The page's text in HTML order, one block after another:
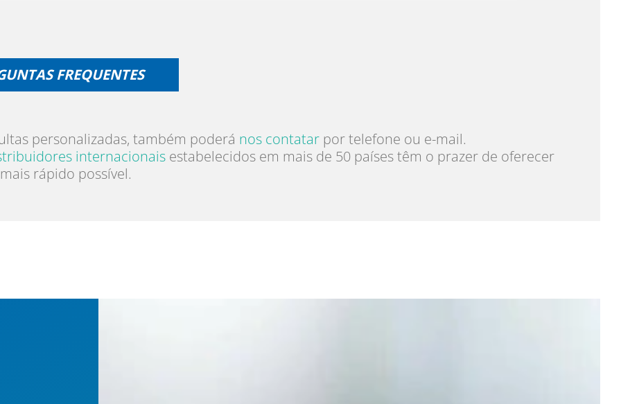
FREQUENTES
personalizadas, também poderá nos contatarpor telefone ou e-mail.
internacionaisestabelecidos em mais de 50 países têm o prazer de oferecer
rápido possível.